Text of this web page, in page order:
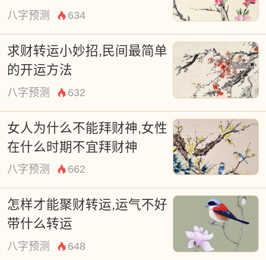
八字预测 634
求财转运小妙招,民间最简单
的开运方法
八字预测 632
女人为什么不能拜财神,女性
在什么时期不宜拜财神
八字预测 662
怎样才能聚财转运,运气不好
带什么转运
八字预测 648